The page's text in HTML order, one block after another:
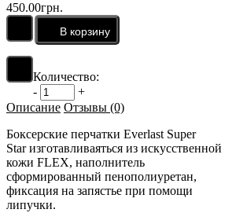
450.00грн.
Количество:
-
+
Описание Отзывы (0)
Боксерские перчатки Everlast Super
Star изготавливаяться из искусственной
кожи FLEX, наполнитель
сформированный пенополиуретан,
фиксация на запястье при помощи
липучки.